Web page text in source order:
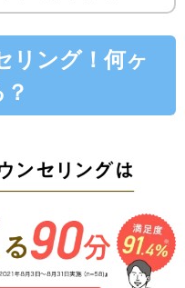
リング！何ヶ